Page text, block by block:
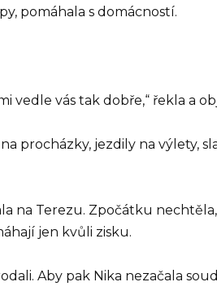
pomáhala s domácností.
vedle vás tak dobře,“ řekla a
procházky, jezdily na výlety,
na Terezu. Zpočátku
jen kvůli zisku.
Aby pak Nika nezačala